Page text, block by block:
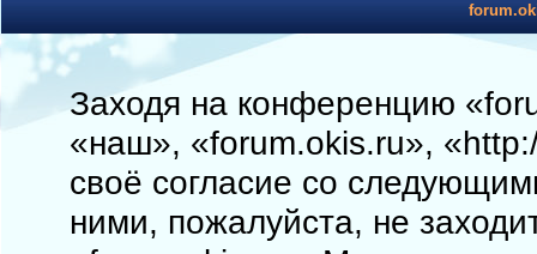
Заходя на конференцию
«наш», «forum.okis.ru»,
своё согласие со
ними, пожалуйста, не